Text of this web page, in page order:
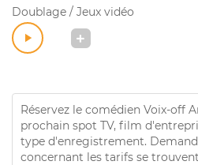
Doublage / Jeux vidéo
Réservez le comédien Voix-off
prochain spot TV, film
type d'enregistrement.
concernant les tarifs se trouvent